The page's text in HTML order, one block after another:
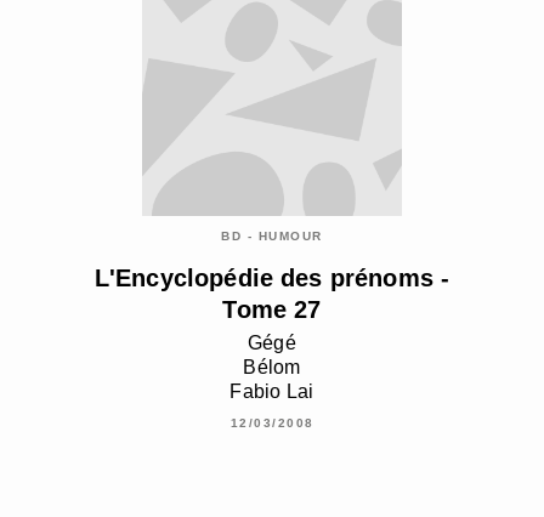
BD - HUMOUR
L'Encyclopédie des prénoms -
Tome 27
Gégé
Bélom
Fabio Lai
12/03/2008